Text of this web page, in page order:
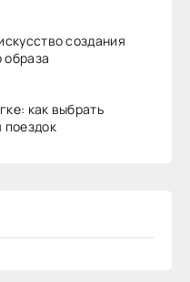
создания
образа
как выбрать
поездок